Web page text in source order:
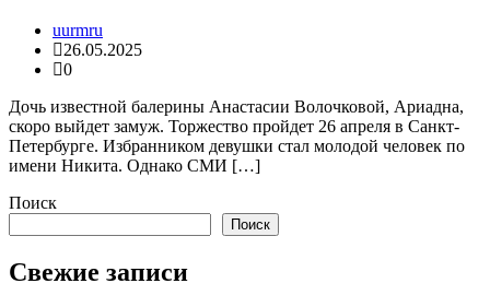
uurmru
26.05.2025
0
Дочь известной балерины Анастасии Волочковой, Ариадна,
скоро выйдет замуж. Торжество пройдет 26 апреля в Санкт-
Петербурге. Избранником девушки стал молодой человек по
имени Никита. Однако СМИ […]
Поиск
Поиск
Свежие записи